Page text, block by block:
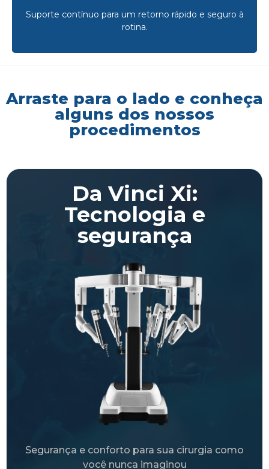
Suporte contínuo para um retorno rápido e seguro à
rotina.
Arraste para o lado e conheça
alguns dos nossos
procedimentos
Da Vinci Xi:
Tecnologia e
segurança
Segurança e conforto para sua cirurgia como
você nunca imaginou